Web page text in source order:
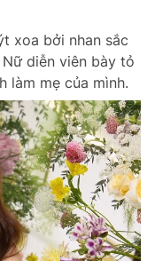
xoa bởi nhan sắc
diễn viên bày tỏ
làm mẹ của mình.